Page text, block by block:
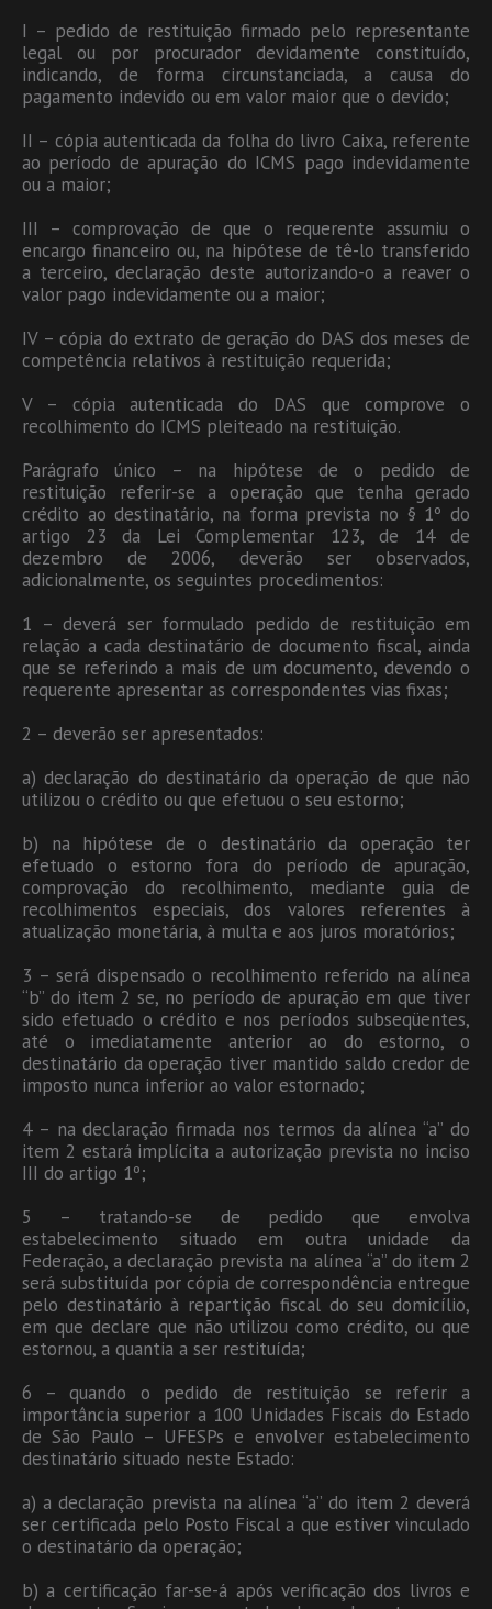
I – pedido de restituição firmado pelo representante
legal ou por procurador devidamente constituído,
indicando, de forma circunstanciada, a causa do
pagamento indevido ou em valor maior que o devido;
II – cópia autenticada da folha do livro Caixa, referente
ao período de apuração do ICMS pago indevidamente
ou a maior;
III – comprovação de que o requerente assumiu o
encargo financeiro ou, na hipótese de tê-lo transferido
a terceiro, declaração deste autorizando-o a reaver o
valor pago indevidamente ou a maior;
IV – cópia do extrato de geração do DAS dos meses de
competência relativos à restituição requerida;
V – cópia autenticada do DAS que comprove o
recolhimento do ICMS pleiteado na restituição.
Parágrafo único – na hipótese de o pedido de
restituição referir-se a operação que tenha gerado
crédito ao destinatário, na forma prevista no § 1º do
artigo 23 da Lei Complementar 123, de 14 de
dezembro de 2006, deverão ser observados,
adicionalmente, os seguintes procedimentos:
1 – deverá ser formulado pedido de restituição em
relação a cada destinatário de documento fiscal, ainda
que se referindo a mais de um documento, devendo o
requerente apresentar as correspondentes vias fixas;
2 – deverão ser apresentados:
a) declaração do destinatário da operação de que não
utilizou o crédito ou que efetuou o seu estorno;
b) na hipótese de o destinatário da operação ter
efetuado o estorno fora do período de apuração,
comprovação do recolhimento, mediante guia de
recolhimentos especiais, dos valores referentes à
atualização monetária, à multa e aos juros moratórios;
3 – será dispensado o recolhimento referido na alínea
“b” do item 2 se, no período de apuração em que tiver
sido efetuado o crédito e nos períodos subseqüentes,
até o imediatamente anterior ao do estorno, o
destinatário da operação tiver mantido saldo credor de
imposto nunca inferior ao valor estornado;
4 – na declaração firmada nos termos da alínea “a” do
item 2 estará implícita a autorização prevista no inciso
III do artigo 1º;
5 – tratando-se de pedido que envolva
estabelecimento situado em outra unidade da
Federação, a declaração prevista na alínea “a” do item 2
será substituída por cópia de correspondência entregue
pelo destinatário à repartição fiscal do seu domicílio,
em que declare que não utilizou como crédito, ou que
estornou, a quantia a ser restituída;
6 – quando o pedido de restituição se referir a
importância superior a 100 Unidades Fiscais do Estado
de São Paulo – UFESPs e envolver estabelecimento
destinatário situado neste Estado:
a) a declaração prevista na alínea “a” do item 2 deverá
ser certificada pelo Posto Fiscal a que estiver vinculado
o destinatário da operação;
b) a certificação far-se-á após verificação dos livros e